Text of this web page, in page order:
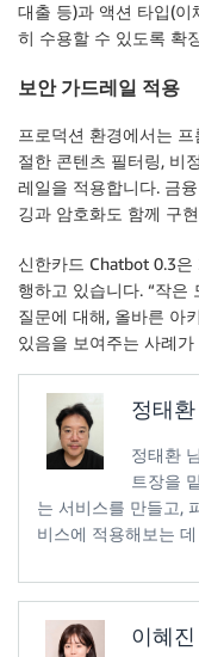
대출 등)과 액션 타입(이
히 수용할 수 있도록 확
보안 가드레일 적용
프로덕션 환경에서는
절한 콘텐츠 필터링, 비
레일을 적용합니다. 금
깅과 암호화도 함께 구
신한카드 Chatbot 0.3
행하고 있습니다. “작은
질문에 대해, 올바른 아
있음을 보여주는 사례
정태환
정태환
트장을
는 서비스를 만들고,
비스에 적용해보는
이혜진